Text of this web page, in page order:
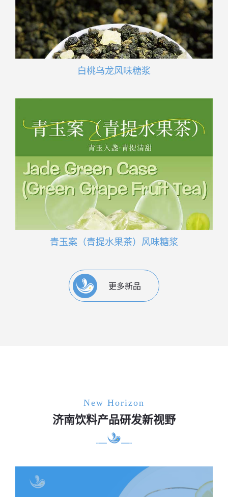
白桃乌龙风味糖浆
青玉案（青提水果茶）风味糖浆
更多新品
New Horizon
济南饮料产品研发新视野